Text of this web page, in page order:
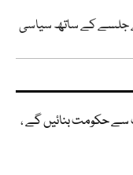
19 اگست کو پہلے جلسے کے ساتھ سیاسی
سے حکومت بنائیں گے ،